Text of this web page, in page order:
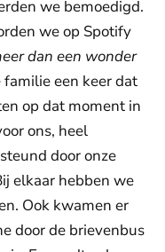
we bemoedigd.
we op Spotify
dan een wonder
een keer dat
op dat moment in
ons, heel
door onze
elkaar hebben we
Ook kwamen er
door de brievenbus